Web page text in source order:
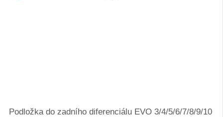
Podložka do zadního diferenciálu EVO 3/4/5/6/7/8/9/10